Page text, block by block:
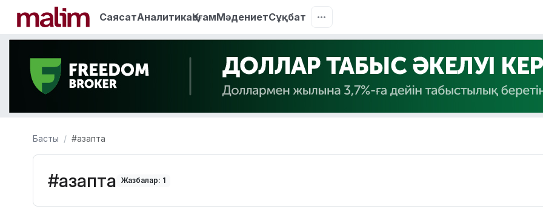
СаясатАналитикаҚоғамМәдениетСұқбат
Басты #азапта
#азапта Жазбалар: 1